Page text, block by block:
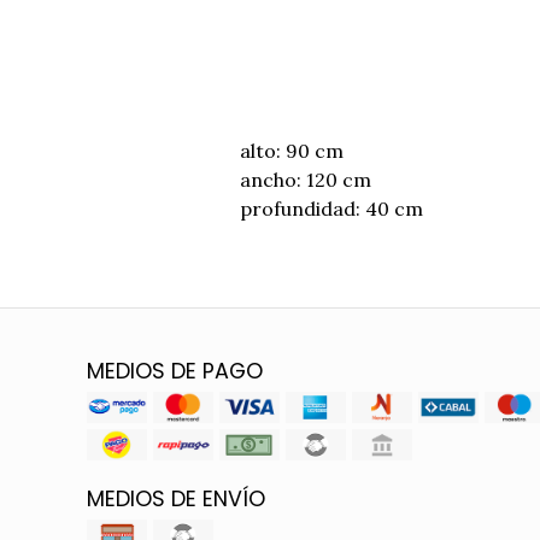
alto: 90 cm
ancho: 120 cm
profundidad: 40 cm
MEDIOS DE PAGO
MEDIOS DE ENVÍO